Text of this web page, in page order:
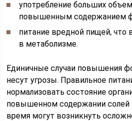
употребление больших
повышенным содержанием
питание вредной пищей,
в метаболизме.
Единичные случаи повышения
несут угрозы. Правильное
нормализовать состояние
повышенном содержании солей
время могут возникнуть